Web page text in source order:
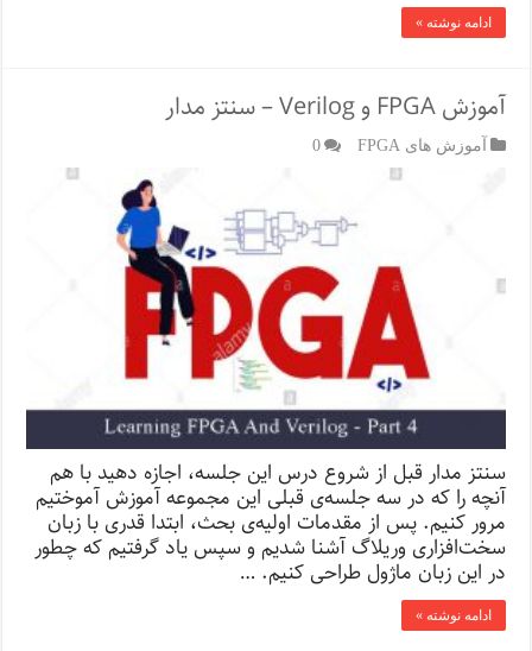
ادامه نوشته »
آموزش FPGA و Verilog – سنتز مدار
آموزش های FPGA 0
سنتز مدار قبل از شروع درس این جلسه، اجازه دهید با هم
آنچه را که در سه جلسه‌ی قبلی این مجموعه آموزش آموختیم
مرور کنیم. پس از مقدمات اولیه‌ی بحث، ابتدا قدری با زبان
سخت‌افزاری وریلاگ آشنا شدیم و سپس یاد گرفتیم که چطور
در این زبان ماژول طراحی کنیم. …
ادامه نوشته »